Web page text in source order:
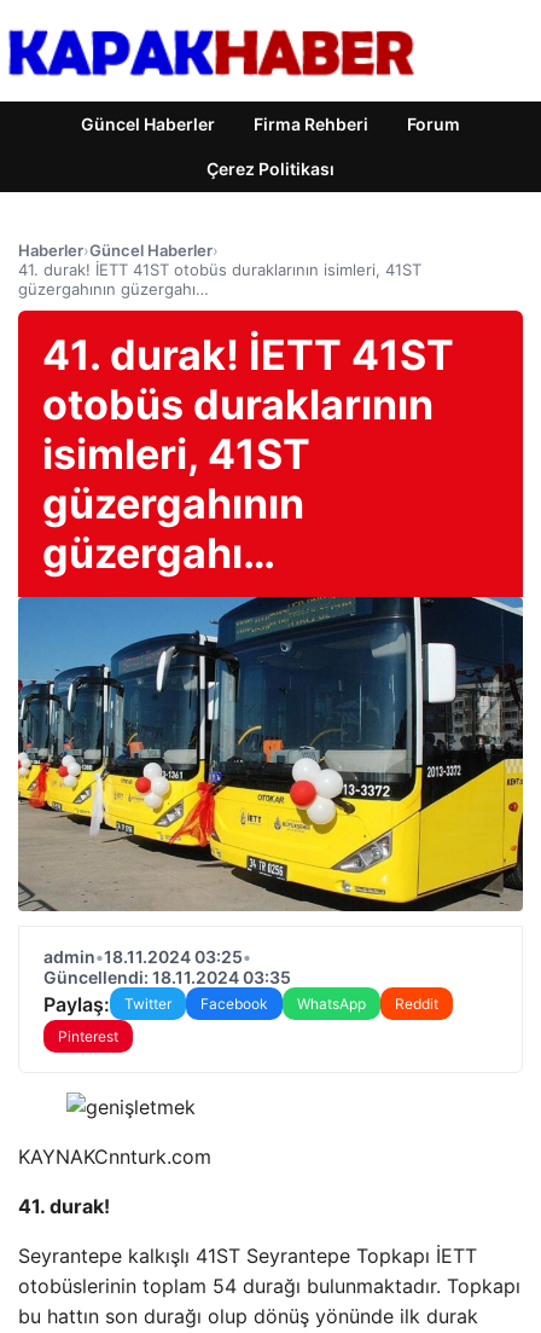
Güncel Haberler Firma Rehberi Forum
Çerez Politikası
Haberler›Güncel Haberler›
41. durak! İETT 41ST otobüs duraklarının isimleri, 41ST
güzergahının güzergahı…
41. durak! İETT 41ST
otobüs duraklarının
isimleri, 41ST
güzergahının
güzergahı…
admin•18.11.2024 03:25•
Güncellendi: 18.11.2024 03:35
Paylaş: Twitter Facebook WhatsApp
Reddit
Pinterest
KAYNAKCnnturk.com
41. durak!
Seyrantepe kalkışlı 41ST Seyrantepe Topkapı İETT
otobüslerinin toplam 54 durağı bulunmaktadır. Topkapı
bu hattın son durağı olup dönüş yönünde ilk durak